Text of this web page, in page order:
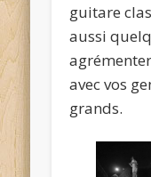
guitare
aussi
avec vos
grands.